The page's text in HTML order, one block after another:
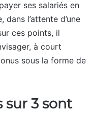
ses salariés en
dans l’attente d’une
ces points, il
à court
sous la forme de
sur 3 sont